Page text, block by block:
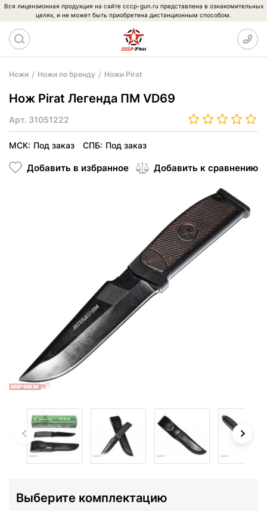
Вся лицензионная продукция на сайте cccp-gun.ru представлена в ознакомительных
целях, и не может быть приобретена дистанционным способом.
Ножи Ножи по бренду Ножи Pirat
Нож Pirat Легенда ПМ VD69
Арт. 31051222
МСК: Под заказ СПБ: Под заказ
Добавить в избранное Добавить к сравнению
Выберите комплектацию